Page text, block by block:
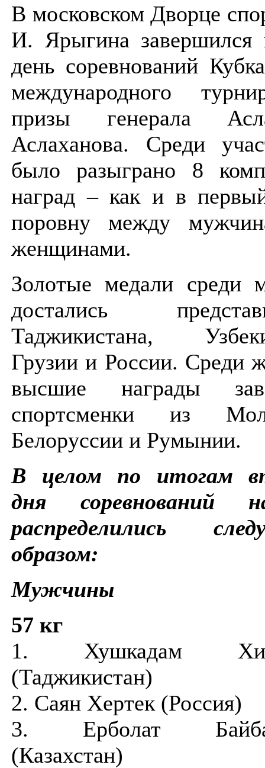
В московском Дворце
И. Ярыгина завершился
день соревнований
международного
призы генерала
Аслаханова. Среди
было разыграно 8
наград – как и в
поровну между
женщинами.
Золотые медали среди
достались
Таджикистана,
Грузии и России. Среди
высшие награды
спортсменки из
Белоруссии и Румынии.
В целом по итогам
дня соревнований
распределились
образом:
Мужчины
57 кг
1. Хушкадам
(Таджикистан)
2. Саян Хертек (Россия)
3. Ерболат
(Казахстан)